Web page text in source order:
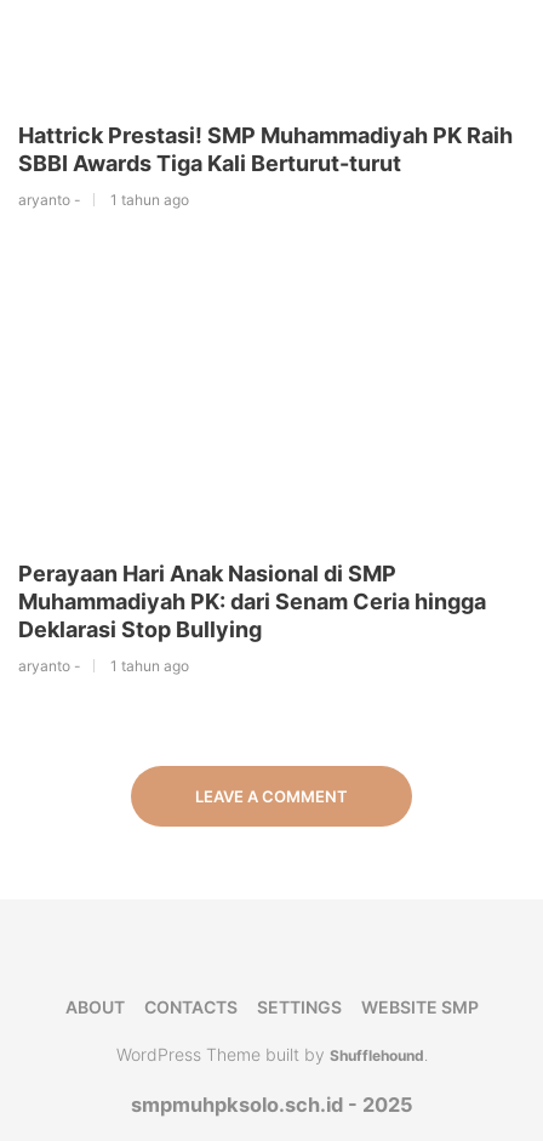
Hattrick Prestasi! SMP Muhammadiyah PK Raih
SBBI Awards Tiga Kali Berturut-turut
aryanto - 1 tahun ago
Perayaan Hari Anak Nasional di SMP
Muhammadiyah PK: dari Senam Ceria hingga
Deklarasi Stop Bullying
aryanto - 1 tahun ago
LEAVE A COMMENT
ABOUT CONTACTS SETTINGS WEBSITE SMP
WordPress Theme built by Shufflehound
smpmuhpksolo.sch.id - 2025